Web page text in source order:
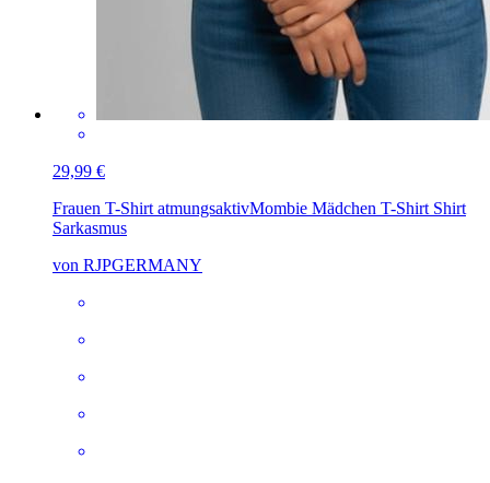
29,99 €
Frauen T-Shirt atmungsaktivMombie Mädchen T-Shirt Shirt
Sarkasmus
von RJPGERMANY